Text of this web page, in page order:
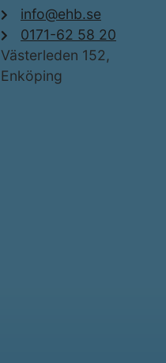
info@ehb.se
0171-62 58 20
Västerleden 152,
Enköping